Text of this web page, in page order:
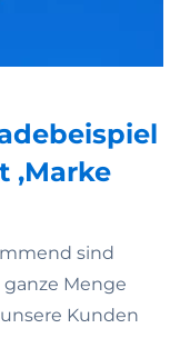
sind
Menge
Kunden